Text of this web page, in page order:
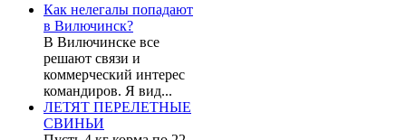
Как нелегалы попадают
в Вилючинск?
В Вилючинске все
решают связи и
коммерческий интерес
командиров. Я вид...
ЛЕТЯТ ПЕРЕЛЕТНЫЕ
СВИНЬИ